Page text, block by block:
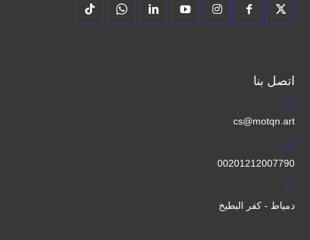
اتصل بنا
cs@motqn.art
00201212007790
دمياط - كفر البطيخ